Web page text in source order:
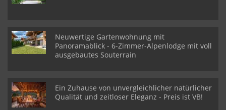
Neuwertige Gartenwohnung mit
Panoramablick - 6-Zimmer-Alpenlodge mit voll
ausgebautes Souterrain
Ein Zuhause von unvergleichlicher natürlicher
Qualität und zeitloser Eleganz - Preis ist VB!